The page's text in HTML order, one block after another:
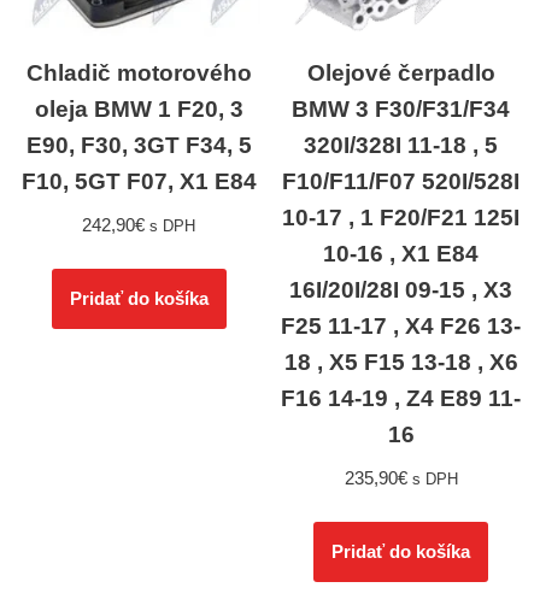
Chladič motorového
oleja BMW 1 F20, 3
E90, F30, 3GT F34, 5
F10, 5GT F07, X1 E84
242,90€ s DPH
Pridať do košíka
Olejové čerpadlo
BMW 3 F30/F31/F34
320I/328I 11-18 , 5
F10/F11/F07 520I/528I
10-17 , 1 F20/F21 125I
10-16 , X1 E84
16I/20I/28I 09-15 , X3
F25 11-17 , X4 F26 13-
18 , X5 F15 13-18 , X6
F16 14-19 , Z4 E89 11-
16
235,90€ s DPH
Pridať do košíka